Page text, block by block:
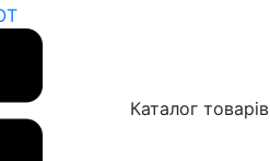
Каталог товарів